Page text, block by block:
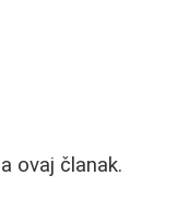
ovaj članak.